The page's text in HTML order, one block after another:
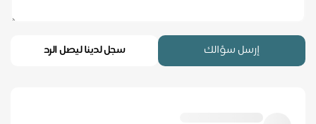
إرسل سؤالك سجل لدينا ليصل الرد